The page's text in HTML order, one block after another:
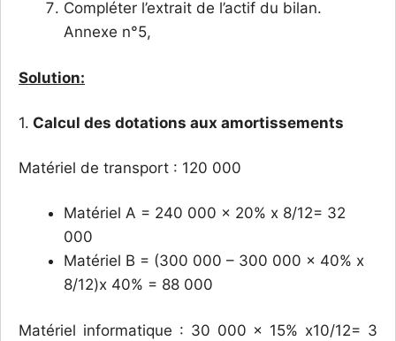
Compléter l’extrait de l’actif du bilan.
Annexe n°5,
Solution:
1. Calcul des dotations aux amortissements
Matériel de transport : 120 000
Matériel A = 240 000 x 20% x 8/12= 32
000
Matériel B = (300 000 – 300 000 x 40% x
8/12)x 40% = 88 000
Matériel informatique : 30 000 x 15% x10/12= 3